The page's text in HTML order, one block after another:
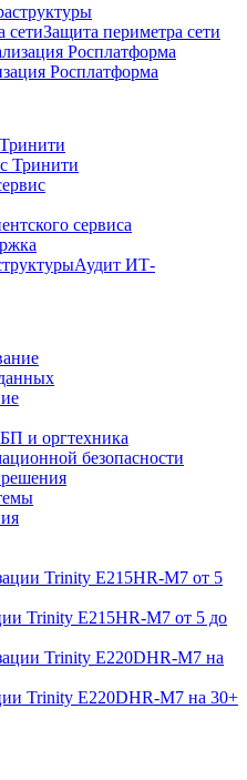
Защита периметра сети
Росплатформа
Тринити
сервиса
Аудит ИТ-
и оргтехника
безопасности
Trinity E215HR-M7 от 5 до
Trinity E220DHR-M7 на 30+